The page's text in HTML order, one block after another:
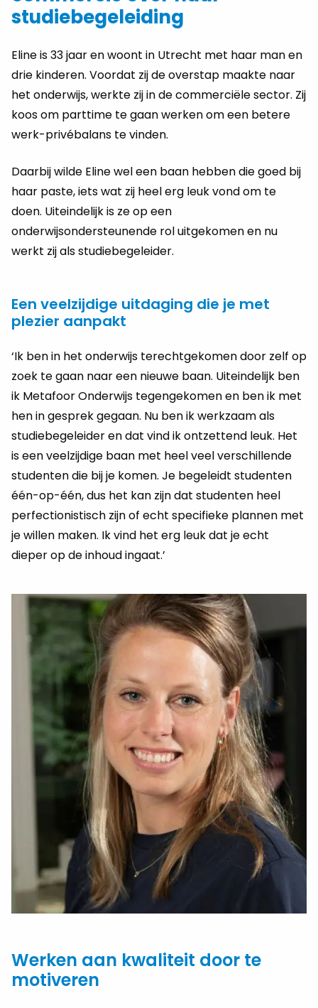
studiebegeleiding
Eline is 33 jaar en woont in Utrecht met haar man en
drie kinderen. Voordat zij de overstap maakte naar
het onderwijs, werkte zij in de commerciële sector. Zij
koos om parttime te gaan werken om een betere
werk-privébalans te vinden.
Daarbij wilde Eline wel een baan hebben die goed bij
haar paste, iets wat zij heel erg leuk vond om te
doen. Uiteindelijk is ze op een
onderwijsondersteunende rol uitgekomen en nu
werkt zij als studiebegeleider.
Een veelzijdige uitdaging die je met
plezier aanpakt
‘Ik ben in het onderwijs terechtgekomen door zelf op
zoek te gaan naar een nieuwe baan. Uiteindelijk ben
ik Metafoor Onderwijs tegengekomen en ben ik met
hen in gesprek gegaan. Nu ben ik werkzaam als
studiebegeleider en dat vind ik ontzettend leuk. Het
is een veelzijdige baan met heel veel verschillende
studenten die bij je komen. Je begeleidt studenten
één-op-één, dus het kan zijn dat studenten heel
perfectionistisch zijn of echt specifieke plannen met
je willen maken. Ik vind het erg leuk dat je echt
dieper op de inhoud ingaat.’
Werken aan kwaliteit door te
motiveren